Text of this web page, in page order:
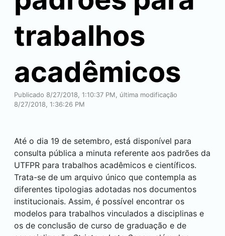
trabalhos
acadêmicos
Publicado 8/27/2018, 1:10:37 PM, última modificação
8/27/2018, 1:36:26 PM
Até o dia 19 de setembro, está disponível para
consulta pública a minuta referente aos padrões da
UTFPR para trabalhos acadêmicos e científicos.
Trata-se de um arquivo único que contempla as
diferentes tipologias adotadas nos documentos
institucionais. Assim, é possível encontrar os
modelos para trabalhos vinculados a disciplinas e
os de conclusão de curso de graduação e de